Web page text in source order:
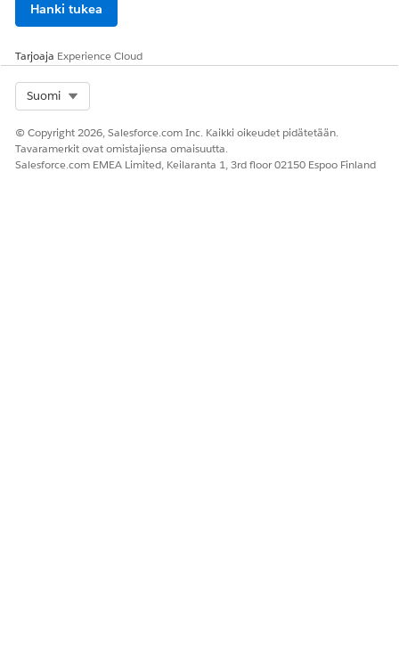
Hanki tukea
Tarjoaja Experience Cloud
Suomi
© Copyright 2026, Salesforce.com Inc. Kaikki oikeudet pidätetään.
Tavaramerkit ovat omistajiensa omaisuutta.
Salesforce.com EMEA Limited, Keilaranta 1, 3rd floor 02150 Espoo Finland